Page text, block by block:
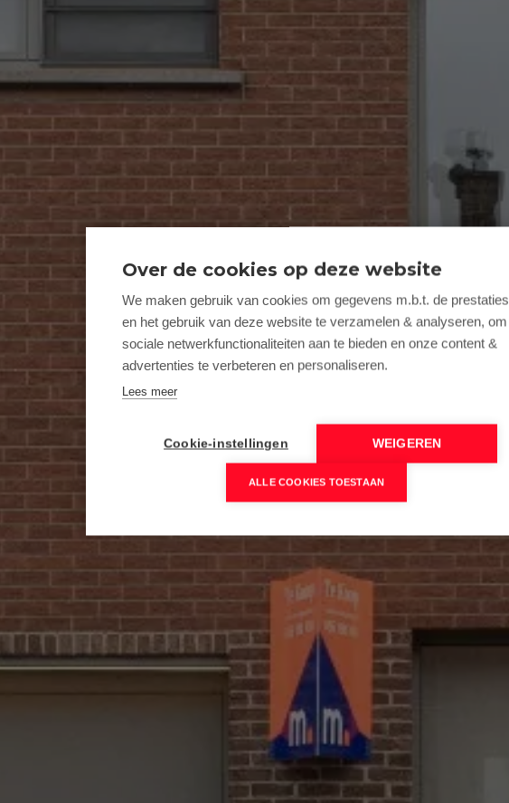
Over de cookies op deze website
We maken gebruik van cookies om gegevens m.b.t. de prestaties
en het gebruik van deze website te verzamelen & analyseren, om
sociale netwerkfunctionaliteiten aan te bieden en onze content &
advertenties te verbeteren en personaliseren.
Lees meer
Cookie-instellingen WEIGEREN
ALLE COOKIES TOESTAAN